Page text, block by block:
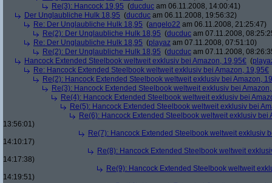
Re(3): Hancock 19,95 (ducduc am 06.11.2008, 14:00:41)
Der Unglaubliche Hulk 18,95 (ducduc am 06.11.2008, 19:56:32)
Re: Der Unglaubliche Hulk 18,95 (angelo22 am 06.11.2008, 21:25:47)
Re(2): Der Unglaubliche Hulk 18,95 (ducduc am 07.11.2008,
Re: Der Unglaubliche Hulk 18,95 (playaz am 07.11.2008, 07:51:10)
Re(2): Der Unglaubliche Hulk 18,95 (ducduc am 07.11.2008,
Hancock Extended Steelbook weltweit exklusiv bei Amazon, 19,95€ (
Re: Hancock Extended Steelbook weltweit exklusiv bei Amazon, 19,95€
Re(2): Hancock Extended Steelbook weltweit exklusiv bei Amazon,
Re(3): Hancock Extended Steelbook weltweit exklusiv bei
Re(4): Hancock Extended Steelbook weltweit exklusiv bei
Re(5): Hancock Extended Steelbook weltweit exklusiv bei
Re(6): Hancock Extended Steelbook weltweit exklusiv bei
13:56:01)
Re(7): Hancock Extended Steelbook weltweit exklusiv
14:10:17)
Re(8): Hancock Extended Steelbook weltweit
14:17:38)
Re(9): Hancock Extended Steelbook weltweit
14:19:51)